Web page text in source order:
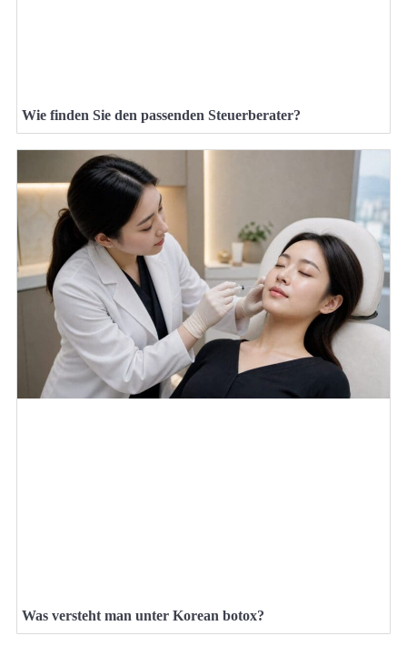
Wie finden Sie den passenden Steuerberater?
Was versteht man unter Korean botox?